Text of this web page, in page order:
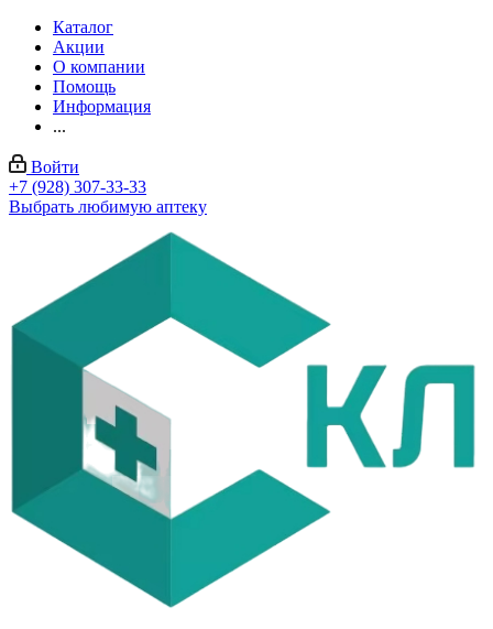
Каталог
Акции
О компании
Помощь
Информация
...
Войти
+7 (928) 307-33-33
Выбрать любимую аптеку